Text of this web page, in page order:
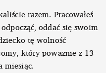
razem. Pracowałeś
oddać się swoim
tę wolność
który poważnie z 13-
miesiąc.